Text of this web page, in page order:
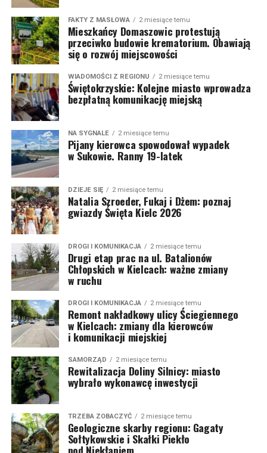
FAKTY Z MASŁOWA 2 miesiące temu
Mieszkańcy Domaszowic protestują
przeciwko budowie krematorium. Obawiają
się o rozwój miejscowości
WIADOMOŚCI Z REGIONU 2 miesiące temu
Świętokrzyskie: Kolejne miasto wprowadza
bezpłatną komunikację miejską
NA SYGNALE 2 miesiące temu
Pijany kierowca spowodował wypadek
w Sukowie. Ranny 19-latek
DZIEJE SIĘ 2 miesiące temu
Natalia Szroeder, Fukaj i Dżem: poznaj
gwiazdy Święta Kielc 2026
DROGI I KOMUNIKACJA 2 miesiące temu
Drugi etap prac na ul. Batalionów
Chłopskich w Kielcach: ważne zmiany
w ruchu
DROGI I KOMUNIKACJA 2 miesiące temu
Remont nakładkowy ulicy Ściegiennego
w Kielcach: zmiany dla kierowców
i komunikacji miejskiej
SAMORZĄD 2 miesiące temu
Rewitalizacja Doliny Silnicy: miasto
wybrało wykonawcę inwestycji
TRZEBA ZOBACZYĆ 2 miesiące temu
Geologiczne skarby regionu: Gagaty
Sołtykowskie i Skałki Piekło